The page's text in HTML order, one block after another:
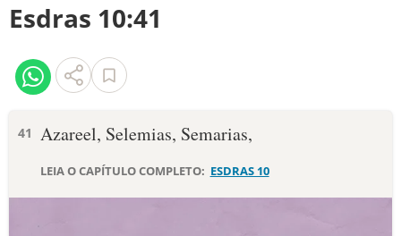
NOVO TESTAMENTO
VERSÍCULOS
PALAVRA DO DIA
Esdras 10:41
41 Azareel, Selemias, Semarias,
LEIA O CAPÍTULO COMPLETO: ESDRAS 10